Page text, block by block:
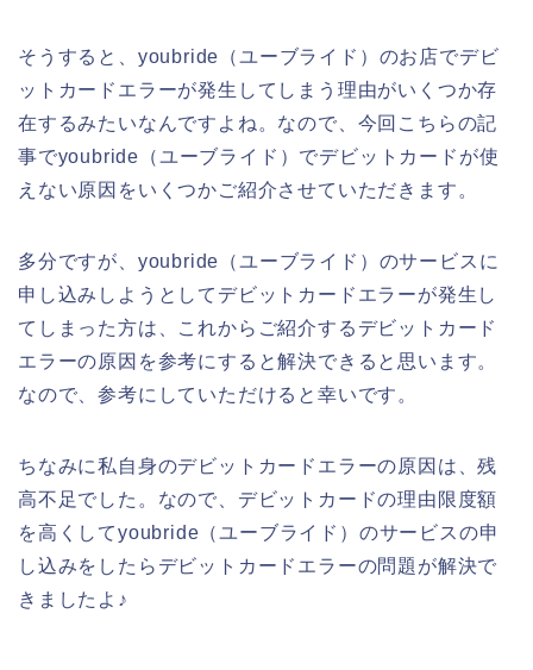
そうすると、youbride（ユーブライド）のお店でデビ
ットカードエラーが発生してしまう理由がいくつか存
在するみたいなんですよね。なので、今回こちらの記
事でyoubride（ユーブライド）でデビットカードが使
えない原因をいくつかご紹介させていただきます。
多分ですが、youbride（ユーブライド）のサービスに
申し込みしようとしてデビットカードエラーが発生し
てしまった方は、これからご紹介するデビットカード
エラーの原因を参考にすると解決できると思います。
なので、参考にしていただけると幸いです。
ちなみに私自身のデビットカードエラーの原因は、残
高不足でした。なので、デビットカードの理由限度額
を高くしてyoubride（ユーブライド）のサービスの申
し込みをしたらデビットカードエラーの問題が解決で
きましたよ♪